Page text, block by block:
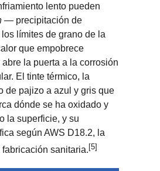
lento pueden
— precipitación de
límites de grano de la
que empobrece
la puerta a la corrosión
El tinte térmico, la
de pajizo a azul y gris que
dónde se ha oxidado y
la superficie, y su
según AWS D18.2, la
sanitaria. [5]